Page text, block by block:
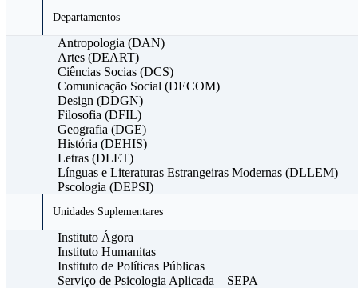
Departamentos
Antropologia (DAN)
Artes (DEART)
Ciências Socias (DCS)
Comunicação Social (DECOM)
Design (DDGN)
Filosofia (DFIL)
Geografia (DGE)
História (DEHIS)
Letras (DLET)
Línguas e Literaturas Estrangeiras Modernas (DLLEM)
Pscologia (DEPSI)
Unidades Suplementares
Instituto Ágora
Instituto Humanitas
Instituto de Políticas Públicas
Serviço de Psicologia Aplicada – SEPA